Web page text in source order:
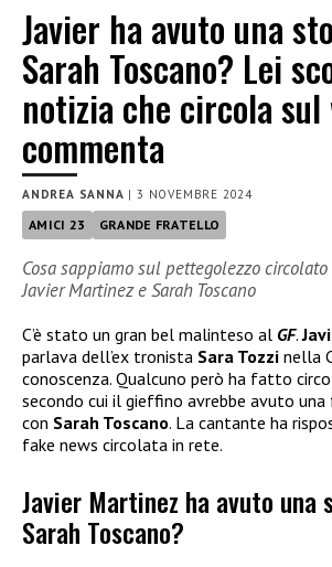
Javier ha avuto una
Sarah Toscano? Lei
notizia che circola sul
commenta
ANDREA SANNA |3 NOVEMBRE 2024
AMICI 23 GRANDE FRATELLO
Cosa sappiamo sul pettegolezzo
Javier Martinez e Sarah Toscano
C’è stato un gran bel malinteso al GF.
parlava dell’ex tronista Sara Tozzi nella
conoscenza. Qualcuno però ha fatto
secondo cui il gieffino avrebbe avuto
con Sarah Toscano. La cantante ha
fake news circolata in rete.
Javier Martinez ha avuto una
Sarah Toscano?